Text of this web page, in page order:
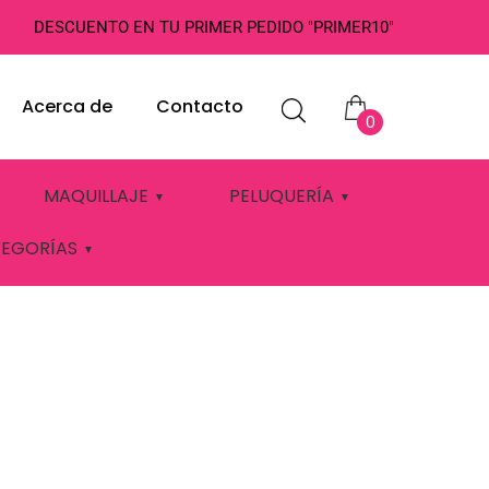
DESCUENTO EN TU PRIMER PEDIDO "PRIMER10"
0
Acerca de Contacto
MAQUILLAJE PELUQUERÍA